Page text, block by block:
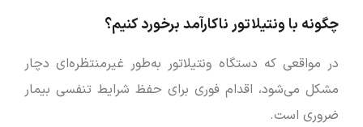
چگونه با ونتیلاتور ناکارآمد برخورد کنیم؟
در مواقعی که دستگاه ونتیلاتور به‌طور غیرمنتظره‌ای دچار
مشکل می‌شود، اقدام فوری برای حفظ شرایط تنفسی بیمار
ضروری است.